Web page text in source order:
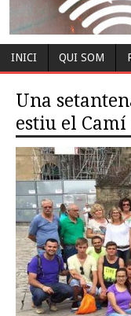
INICI QUI SOM
Una
estiu el Camí